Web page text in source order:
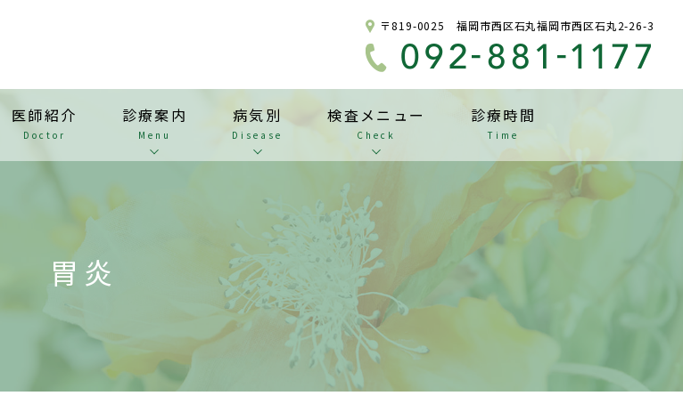
〒819-0025 福岡市西区石丸福岡市西区石丸2-26-3
医師紹介
Doctor
診療案内
Menu
病気別
Disease
検査メニュー
Check
診療時間
Time
胃炎